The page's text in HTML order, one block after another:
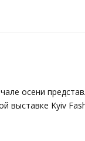
осени
выставке Kyiv